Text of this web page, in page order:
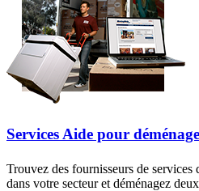
Services Aide pour
Trouvez des fournisseurs de
dans votre secteur et déménagez